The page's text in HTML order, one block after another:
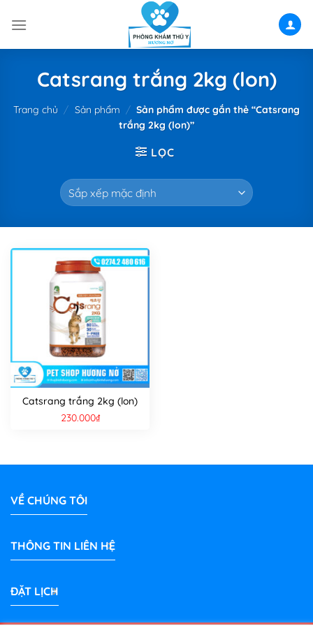
Catsrang trắng 2kg (lon)
Trang chủ / Sản phẩm / Sản phẩm được gắn thẻ “Catsrang
trắng 2kg (lon)”
LỌC
Catsrang trắng 2kg (lon)
230.000₫
VỀ CHÚNG TÔI
THÔNG TIN LIÊN HỆ
ĐẶT LỊCH